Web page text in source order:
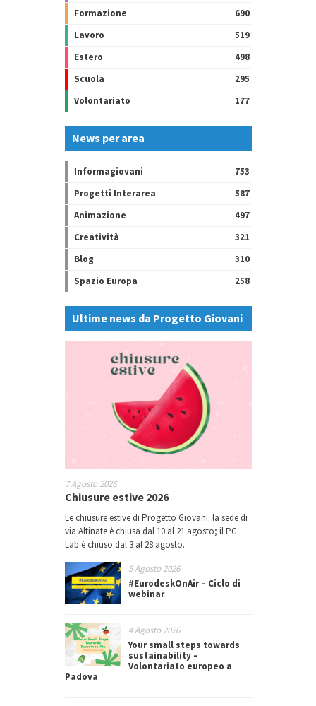
Formazione
690
Lavoro
519
Estero
498
Scuola
295
Volontariato
177
News per area
Informagiovani
753
Progetti Interarea
587
Animazione
497
Creatività
321
Blog
310
Spazio Europa
258
Ultime news da Progetto Giovani
7 Agosto 2026
Chiusure estive 2026
Le chiusure estive di Progetto Giovani: la sede di
via Altinate è chiusa dal 10 al 21 agosto; il PG
Lab è chiuso dal 3 al 28 agosto.
5 Agosto 2026
#EurodeskOnAir – Ciclo di
webinar
4 Agosto 2026
Your small steps towards
sustainability –
Volontariato europeo a
Padova